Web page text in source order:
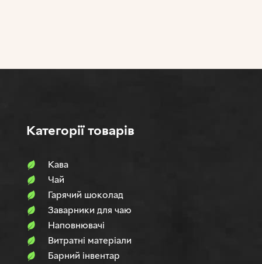
Категорії товарів
Кава
Чай
Гарячий шоколад
Заварники для чаю
Наповнювачi
Витратні матеріали
Барний інвентар